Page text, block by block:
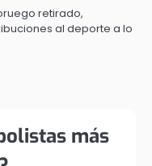
retirado,
al deporte a lo
más